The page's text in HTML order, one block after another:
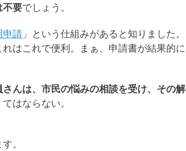
不要でしょう。
申請 」という仕組みがあると知りました。
はこれで便利。まぁ、申請書が結果的に
さんは、市民の悩みの相談を受け、その解
はならない。
。